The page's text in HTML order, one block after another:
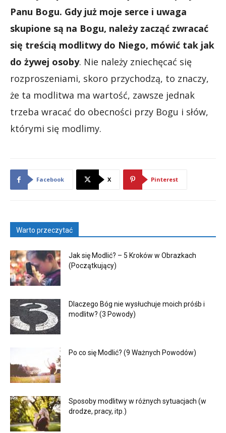
Panu Bogu. Gdy już moje serce i uwaga
skupione są na Bogu, należy zacząć zwracać
się treścią modlitwy do Niego, mówić tak jak
do żywej osoby. Nie należy zniechęcać się
rozproszeniami, skoro przychodzą, to znaczy,
że ta modlitwa ma wartość, zawsze jednak
trzeba wracać do obecności przy Bogu i słów,
którymi się modlimy.
Facebook X Pinterest
Warto przeczytać
Jak się Modlić? – 5 Kroków w Obrazkach
(Początkujący)
Dlaczego Bóg nie wysłuchuje moich próśb i
modlitw? (3 Powody)
Po co się Modlić? (9 Ważnych Powodów)
Sposoby modlitwy w różnych sytuacjach (w
drodze, pracy, itp.)